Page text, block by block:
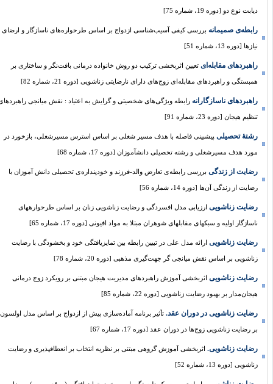
دیابت نوع دو [دوره 19، شماره 75]
رابطه‌ی صمیمانه بررسی کیفی آسیب‌شناسی ازدواج بر اساس طرحواره‌های ناسازگار و ارضای
نیازها [دوره 13، شماره 51]
راهبردهای مقابله‌ای تعیین اثربخشی ترکیب دو روش خانواده درمانی بافت‌نگر و ساختاری بر
همبستگی و راهبردهای مقابله‌ای زوج‌های دارای نارضایتی زناشویی [دوره 21، شماره 82]
راهبردهای ناسازگارانه رابطه ویژگی‌های شخصیتی و گرایش به اعتیاد : نقش میانجی راهبردهای
تنظیم هیجان [دوره 23، شماره 91]
رشتۀ تحصیلی پیشبینی فاصله با هدف مسیر شغلی بر اساس استرس مسیرشغلی، بازخورد در
مورد هدف مسیرشغلی و رشته تحصیلی دانشآموزان [دوره 17، شماره 68]
رضایت از زندگی بررسی رابطه‌‌ی تعارض والد‌-‌فرزند و خودپنداره‌‌ی تحصیلی دانش آموزان با
رضایت از زندگی آن‌ها [دوره 14، شماره 56]
رضایت زناشویی ارزیابی مدل افسردگی و رضایت زناشویی زنان بر اساس طرحوارههای
ناسازگار اولیه و سبکهای مقابلهای شوهران مبتلا به مواد افیونی [دوره 17، شماره 65]
رضایت زناشویی ارائه مدل علی در تبیین رابطه بین تمایزیافتگی خود و بخشودگی با رضایت
زناشویی بر اساس نقش میانجی گر جهت‌گیری مذهبی [دوره 20، شماره 78]
رضایت زناشویی اثربخشی آموزش راهبردهای مدیریت هیجان مبتنی بر رویکرد زوج درمانی
هیجان‌مدار بر بهبود رضایت زناشویی [دوره 22، شماره 85]
رضایت زناشویی در دوران عقد. تأثیر برنامه آماده‌سازی پیش از ازدواج بر اساس مدل اولسون
بر رضایت زناشویی زوج‌ها در دوران عقد [دوره 17، شماره 67]
رضایت زناشویی. اثربخشی آموزش گروهی مبتنی بر نظریه انتخاب بر انعطاف‏پذیری و رضایت
زنا‏شویی [دوره 13، شماره 52]